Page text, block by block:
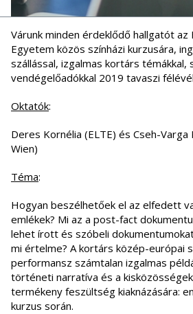
Várunk minden érdeklődő hallgatót az
Egyetem közös színházi kurzusára,
szállással, izgalmas kortárs témákkal,
vendégelőadókkal 2019 tavaszi
Oktatók:
Deres Kornélia (ELTE) és Cseh-
Wien)
Téma:
Hogyan beszélhetőek el az elfedett
emlékek? Mi az a post-fact
lehet írott és szóbeli
mi értelme? A kortárs közép-európai
performansz számtalan izgalmas
történeti narratíva és a
termékeny feszültség kiaknázására:
kurzus során.